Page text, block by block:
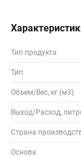
Тип продукта
Тип
Объем/Вес, кг (м3)
Выход/Расход,
Страна
Основа